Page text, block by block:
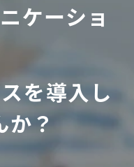
ケーショ
を導入し
か？